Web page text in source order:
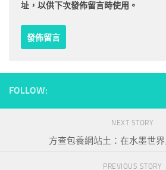
址，以供下次發佈留言時使用。
FOLLOW:
NEXT STORY
方查包養網站土：在水墨世
PREVIOUS STORY